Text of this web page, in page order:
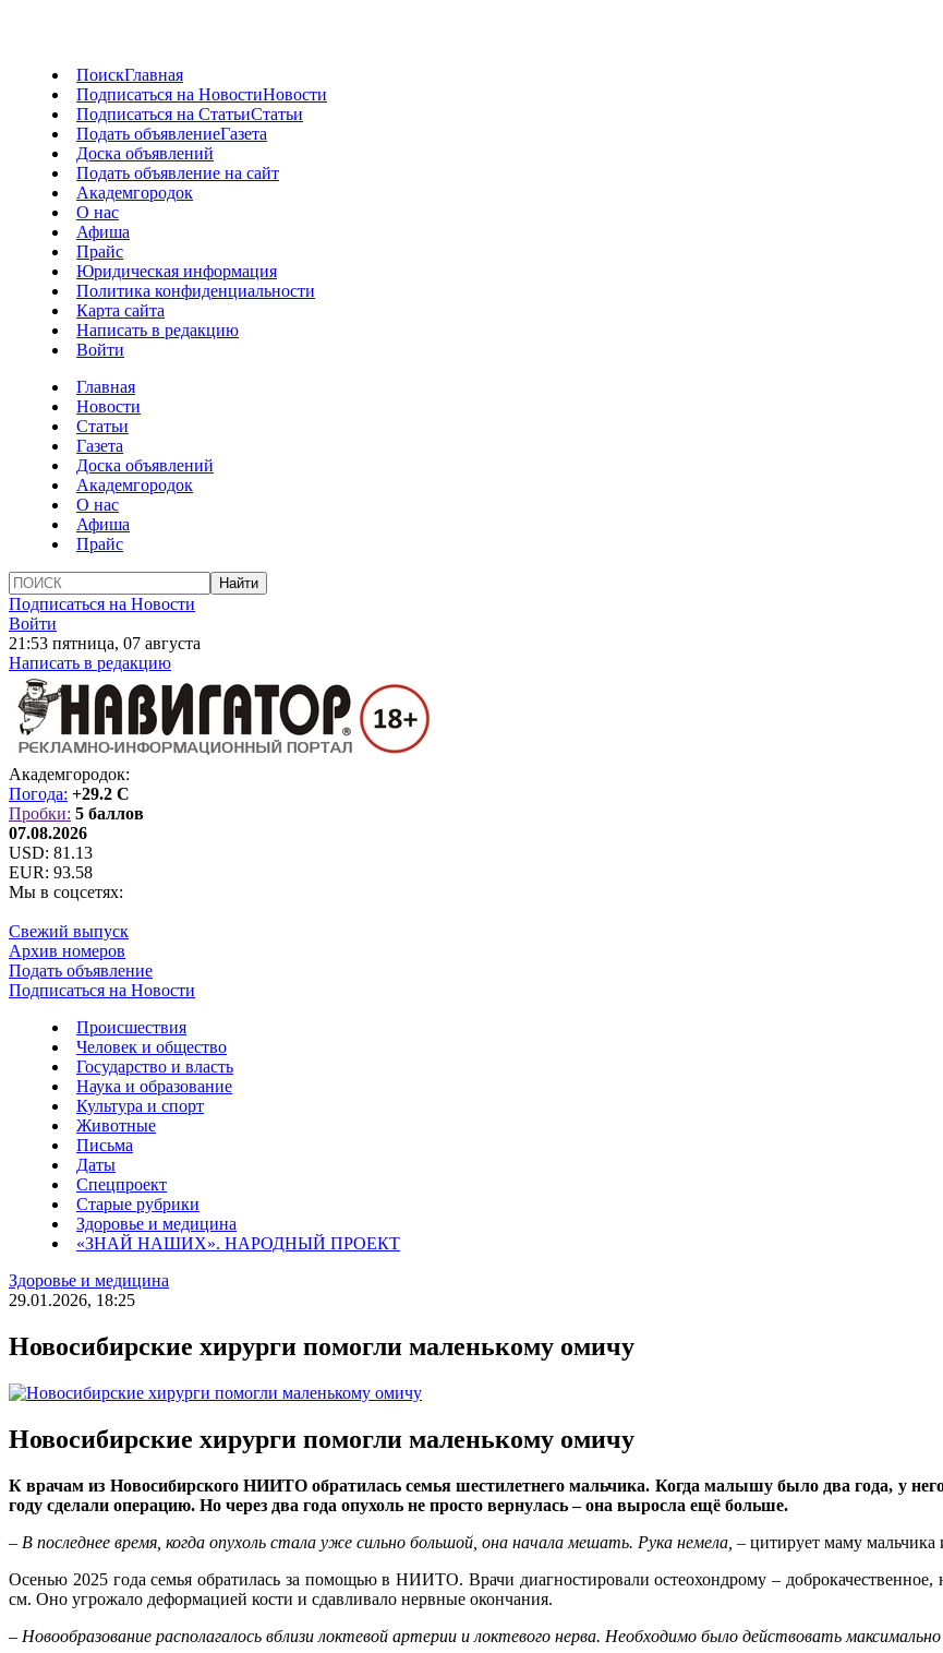
ПоискГлавная
Подписаться на НовостиНовости
Подписаться на СтатьиСтатьи
Подать объявлениеГазета
Доска объявлений
Подать объявление на сайт
Академгородок
О нас
Афиша
Прайс
Юридическая информация
Политика конфиденциальности
Карта сайта
Написать в редакцию
Войти
Главная
Новости
Статьи
Газета
Доска объявлений
Академгородок
О нас
Афиша
Прайс
Подписаться на Новости
Войти
21:53 пятница, 07 августа
Написать в редакцию
Академгородок:
Погода: +29.2 C
Пробки: 5 баллов
07.08.2026
USD: 81.13
EUR: 93.58
Мы в соцсетях:
Свежий выпуск
Архив номеров
Подать объявление
Подписаться на Новости
Происшествия
Человек и общество
Государство и власть
Наука и образование
Культура и спорт
Животные
Письма
Даты
Спецпроект
Старые рубрики
Здоровье и медицина
«ЗНАЙ НАШИХ». НАРОДНЫЙ ПРОЕКТ
Здоровье и медицина
29.01.2026, 18:25
Новосибирские хирурги помогли маленькому омичу
Новосибирские хирурги помогли маленькому омичу
К врачам из Новосибирского НИИТО обратилась семья шестилетнего мальчика. Когда малышу было два года, у
году сделали операцию. Но через два года опухоль не просто вернулась – она выросла ещё больше.
– В последнее время, когда опухоль стала уже сильно большой, она начала мешать. Рука немела, – цитирует маму мальчика
Осенью 2025 года семья обратилась за помощью в НИИТО. Врачи диагностировали остеохондрому – доброкачественное,
см. Оно угрожало деформацией кости и сдавливало нервные окончания.
– Новообразование располагалось вблизи локтевой артерии и локтевого нерва. Необходимо было действовать